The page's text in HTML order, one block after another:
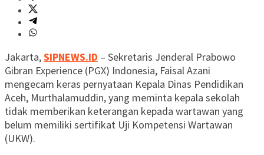
Jakarta,SIPNEWS.ID – Sekretaris Jenderal Prabowo
Gibran Experience (PGX) Indonesia, Faisal Azani
mengecam keras pernyataan Kepala Dinas Pendidikan
Aceh, Murthalamuddin, yang meminta kepala sekolah
tidak memberikan keterangan kepada wartawan yang
belum memiliki sertifikat Uji Kompetensi Wartawan
(UKW).